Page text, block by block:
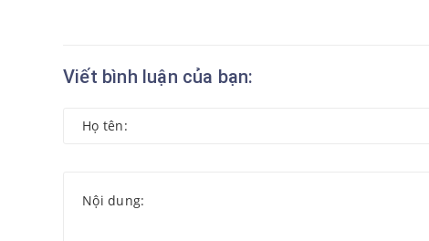
Viết bình luận của bạn: